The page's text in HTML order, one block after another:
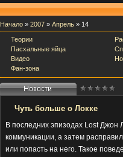
Начало » 2007 » Апрель » 14
Теории
Пасхальные яйца
Видео
Фан-зона
Чуть больше о Локке
В последних эпизодах Lost Джон
коммуникации, а затем
или попасть на него. Такое